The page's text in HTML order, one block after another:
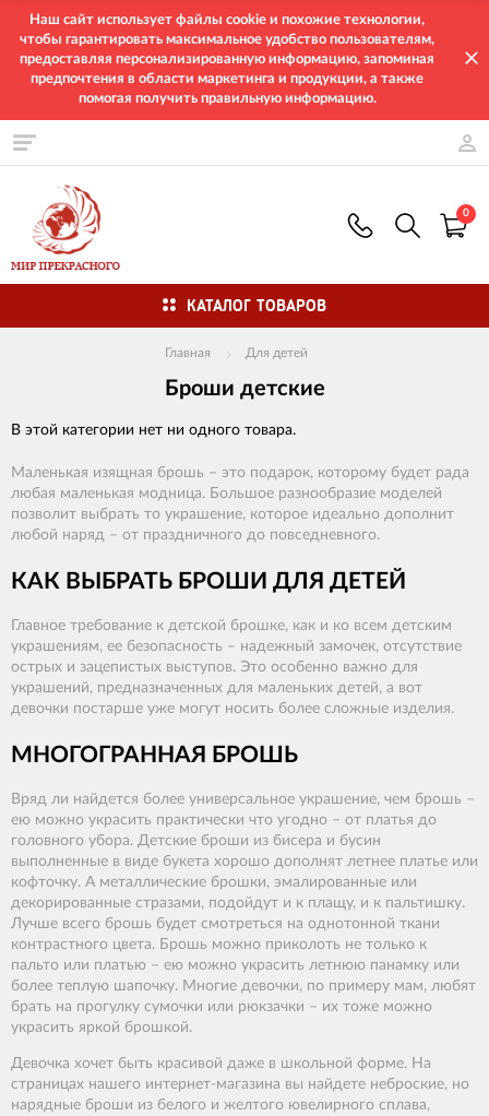
Наш сайт использует файлы cookie и похожие технологии,
чтобы гарантировать максимальное удобство пользователям,
предоставляя персонализированную информацию, запоминая
предпочтения в области маркетинга и продукции, а также
помогая получить правильную информацию.
0
КАТАЛОГ ТОВАРОВ
Главная Для детей
Броши детские
В этой категории нет ни одного товара.
Маленькая изящная брошь – это подарок, которому будет рада
любая маленькая модница. Большое разнообразие моделей
позволит выбрать то украшение, которое идеально дополнит
любой наряд – от праздничного до повседневного.
КАК ВЫБРАТЬ БРОШИ ДЛЯ ДЕТЕЙ
Главное требование к детской брошке, как и ко всем детским
украшениям, ее безопасность – надежный замочек, отсутствие
острых и зацепистых выступов. Это особенно важно для
украшений, предназначенных для маленьких детей, а вот
девочки постарше уже могут носить более сложные изделия.
МНОГОГРАННАЯ БРОШЬ
Вряд ли найдется более универсальное украшение, чем брошь –
ею можно украсить практически что угодно – от платья до
головного убора. Детские броши из бисера и бусин
выполненные в виде букета хорошо дополнят летнее платье или
кофточку. А металлические брошки, эмалированные или
декорированные стразами, подойдут и к плащу, и к пальтишку.
Лучше всего брошь будет смотреться на однотонной ткани
контрастного цвета. Брошь можно приколоть не только к
пальто или платью – ею можно украсить летнюю панамку или
более теплую шапочку. Многие девочки, по примеру мам, любят
брать на прогулку сумочки или рюкзачки – их тоже можно
украсить яркой брошкой.
Девочка хочет быть красивой даже в школьной форме. На
страницах нашего интернет-магазина вы найдете неброские, но
нарядные броши из белого и желтого ювелирного сплава,